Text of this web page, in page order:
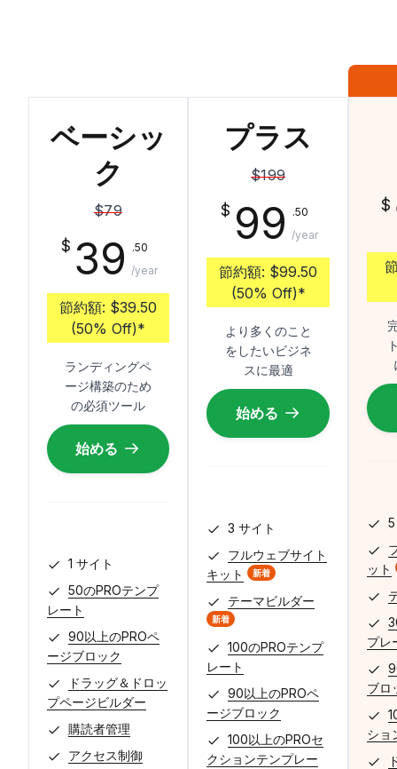
ベーシッ
ク
$79
$ 39
.50
/year
節約額: $39.50
(50% Off)*
ランディングペ
ージ構築のため
の必須ツール
始める
1 サイト
50のPROテンプ
レート
90以上のPROペ
ージブロック
ドラッグ＆ドロッ
プページビルダー
購読者管理
アクセス制御
プラス
$199
$ 99
.50
/year
節約額: $99.50
(50% Off)*
より多くのこと
をしたいビジネ
スに最適
始める
3 サイト
フルウェブサイト
キット
新着
テーマビルダー
新着
100のPROテンプ
レート
90以上のPROペ
ージブロック
100以上のPROセ
クションテンプレー
$
ット
プレ
ブロ
ショ